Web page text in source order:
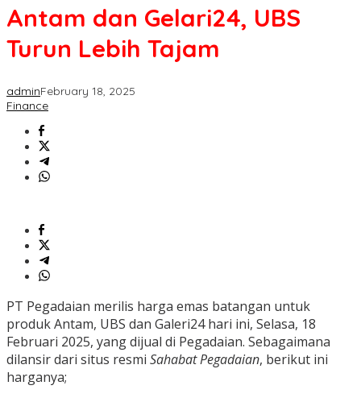
Antam dan Gelari24, UBS
Turun Lebih Tajam
adminFebruary 18, 2025
Finance
PT Pegadaian merilis harga emas batangan untuk
produk Antam, UBS dan Galeri24 hari ini, Selasa, 18
Februari 2025, yang dijual di Pegadaian. Sebagaimana
dilansir dari situs resmi Sahabat Pegadaian, berikut ini
harganya;